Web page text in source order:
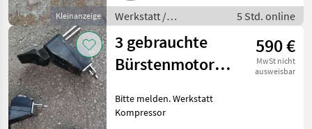
Kleinanzeige
Werkstatt /
Werkstattausstattung
5 Std. online
3 gebrauchte
Bürstenmotoren
590 €
MwSt nicht
ausweisbar
Bitte melden. Werkstatt
Kompressor